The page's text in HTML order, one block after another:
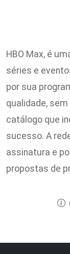
HBO Max, é
séries e
por sua
qualidade,
catálogo que
sucesso. A
assinatura e
propostas de